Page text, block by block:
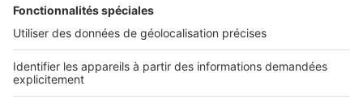
Accès client
Informations légales